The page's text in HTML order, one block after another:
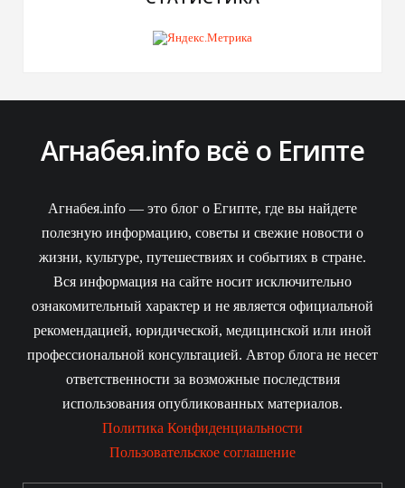
Агнабея.info всё о Египте
Агнабея.info — это блог о Египте, где вы найдете
полезную информацию, советы и свежие новости о
жизни, культуре, путешествиях и событиях в стране.
Вся информация на сайте носит исключительно
ознакомительный характер и не является официальной
рекомендацией, юридической, медицинской или иной
профессиональной консультацией. Автор блога не несет
ответственности за возможные последствия
использования опубликованных материалов.
Политика Конфиденциальности
Пользовательское соглашение